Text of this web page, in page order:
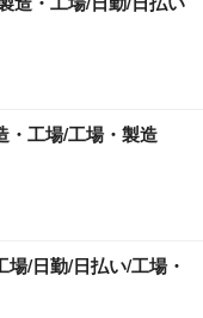
・工場/工場・製造
場/日勤/日払い/工場・